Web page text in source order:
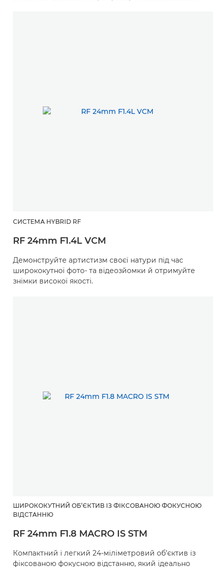
СИСТЕМА HYBRID RF
RF 24mm F1.4L VCM
Демонструйте артистизм своєї натури під час
ширококутної фото- та відеозйомки й отримуйте
знімки високої якості.
ШИРОКОКУТНИЙ ОБ’ЄКТИВ ІЗ ФІКСОВАНОЮ ФОКУСНОЮ
ВІДСТАННЮ
RF 24mm F1.8 MACRO IS STM
Компактний і легкий 24-міліметровий об’єктив із
фіксованою фокусною відстанню, який ідеально